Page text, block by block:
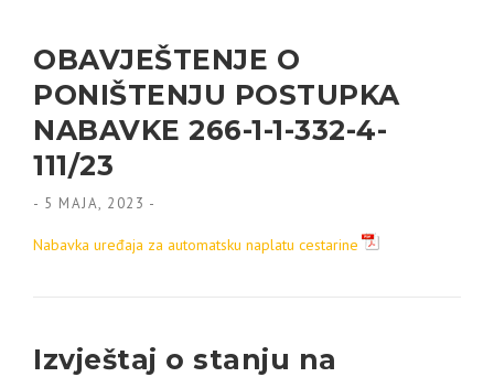
OBAVJEŠTENJE O
PONIŠTENJU POSTUPKA
NABAVKE 266-1-1-332-4-
111/23
- 5 MAJA, 2023 -
Nabavka uređaja za automatsku naplatu cestarine
Izvještaj o stanju na